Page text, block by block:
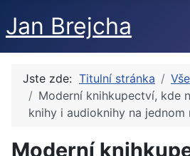
Jan Brejcha
Jste zde: Titulní stránka
Moderní knihkupectví, kde
knihy i audioknihy na jednom
Moderní